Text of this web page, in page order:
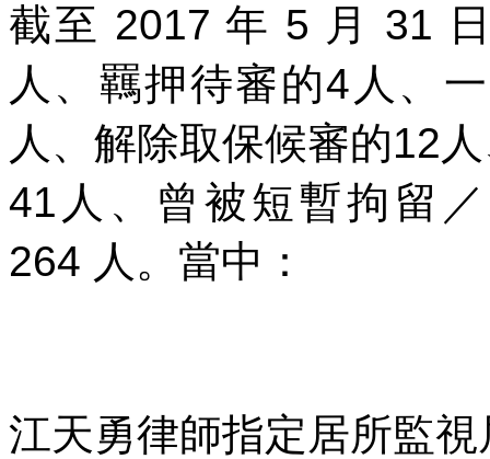
截至 2017年 5 月 31
人、羈押待審的4 人、
人、解除取保候審的12
41 人、曾被短暫拘留
264 人。當中：
江天勇律師指定居所監視